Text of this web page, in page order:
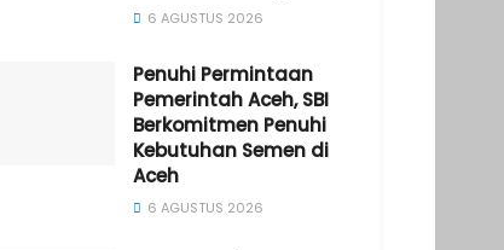
6 AGUSTUS 2026
Penuhi Permintaan
Pemerintah Aceh, SBI
Berkomitmen Penuhi
Kebutuhan Semen di
Aceh
6 AGUSTUS 2026